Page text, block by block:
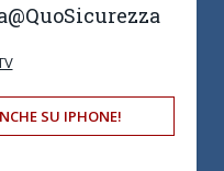
@QuoSicurezza
SU IPHONE!